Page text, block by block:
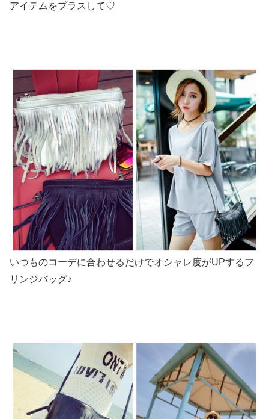
アイテムをプラスして♡
いつものコーデに合わせるだけでオシャレ度がUPするフ
リンジバッグ♪